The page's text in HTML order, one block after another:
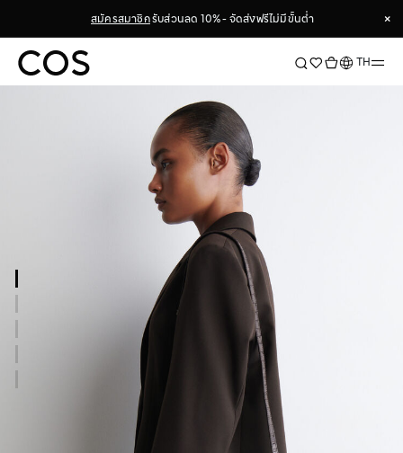
สมัครสมาชิกรับส่วนลด 10% - จัดส่งฟรีไม่มีขั้นต่ำ
×
×
ภาษาTH